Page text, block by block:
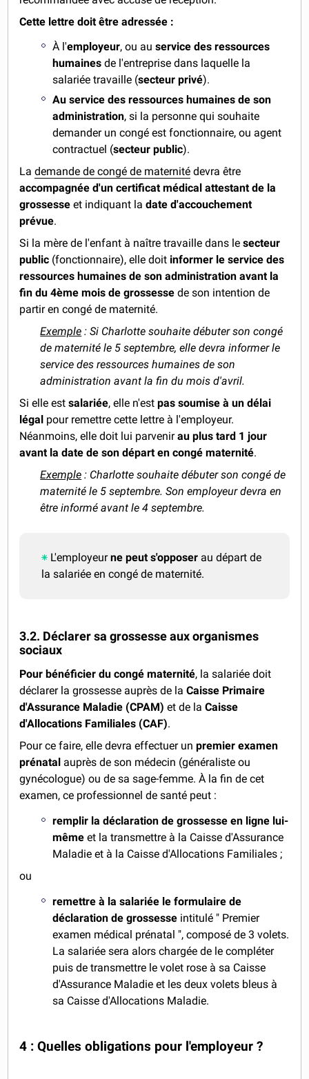
Cette lettre doit être adressée :
À l'employeur, ou auservice des ressources
humaines de l'entreprise dans laquelle la
salariée travaille (secteur privé).
Au service des ressources humaines de son
administration, si la personne qui souhaite
demander un congé est fonctionnaire, ou agent
contractuel (secteur public).
Lademande de congé de maternité devra être
accompagnée d'un certificat médical attestant de la
grossesseet indiquant ladate d'accouchement
prévue.
Si la mère de l'enfant à naître travaille dans lesecteur
public (fonctionnaire), elle doit informer le service des
ressources humaines de son administration avant la
fin du 4ème mois de grossesse de son intention de
partir en congé de maternité.
Exemple : Si Charlotte souhaite débuter son congé
de maternité le 5 septembre, elle devra informer le
service des ressources humaines de son
administration avant la fin du mois d'avril.
Si elle estsalariée, elle n'estpas soumise à un délai
légal pour remettre cette lettre à l'employeur.
Néanmoins, elle doit lui parvenirau plus tard 1 jour
avant la date de son départ en congé maternité.
Exemple : Charlotte souhaite débuter son congé de
maternité le 5 septembre. Son employeur devra en
être informé avant le 4 septembre.
L'employeurne peut s'opposer au départ de
la salariée en congé de maternité.
3.2. Déclarer sa grossesse aux organismes
sociaux
Pour bénéficier du congé maternité, la salariée doit
déclarer la grossesse auprès de laCaisse Primaire
d'Assurance Maladie (CPAM)et de laCaisse
d'Allocations Familiales (CAF).
Pour ce faire, elle devra effectuer un premier examen
prénatal auprès de son médecin (généraliste ou
gynécologue) ou de sa sage-femme. À la fin de cet
examen, ce professionnel de santé peut :
remplir la déclaration de grossesse en ligne lui-
même et la transmettre à la Caisse d'Assurance
Maladie et à la Caisse d'Allocations Familiales ;
ou
remettre à la salariée le formulaire de
déclaration de grossesse intitulé " Premier
examen médical prénatal ", composé de 3 volets.
La salariée sera alors chargée de le compléter
puis de transmettre le volet rose à sa Caisse
d'Assurance Maladie et les deux volets bleus à
sa Caisse d'Allocations Maladie.
4 : Quelles obligations pour l'employeur ?